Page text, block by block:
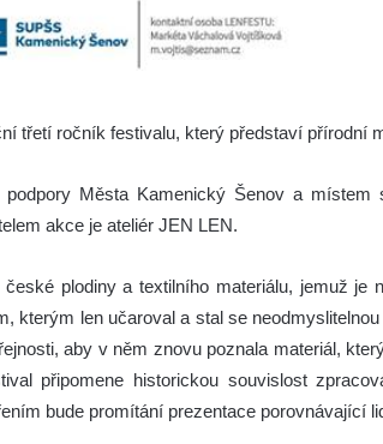
třetí ročník festivalu, který představí přírodní
Města Kamenický Šenov a
akce je ateliér JEN LEN.
plodiny a textilního materiálu, jemuž je
kterým len učaroval a stal se
aby v něm znovu poznala materiál,
připomene historickou souvislost
bude promítání prezentace porovnávající